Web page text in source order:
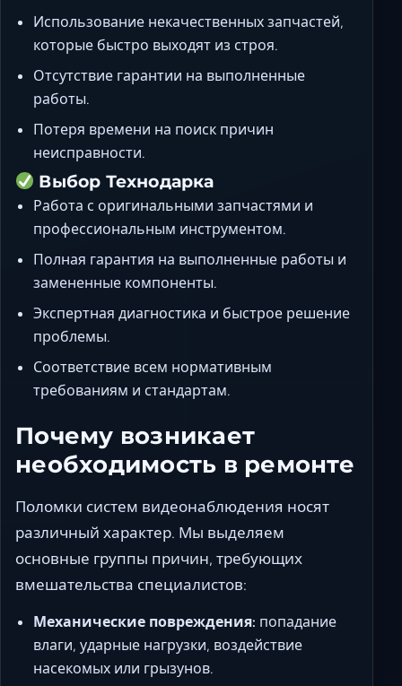
Использование некачественных запчастей,
которые быстро выходят из строя.
Отсутствие гарантии на выполненные
работы.
Потеря времени на поиск причин
неисправности.
Выбор Технодарка
Работа с оригинальными запчастями и
профессиональным инструментом.
Полная гарантия на выполненные работы и
замененные компоненты.
Экспертная диагностика и быстрое решение
проблемы.
Соответствие всем нормативным
требованиям и стандартам.
Почему возникает
необходимость в ремонте
Поломки систем видеонаблюдения носят
различный характер. Мы выделяем
основные группы причин, требующих
вмешательства специалистов:
Механические повреждения: попадание
влаги, ударные нагрузки, воздействие
насекомых или грызунов.